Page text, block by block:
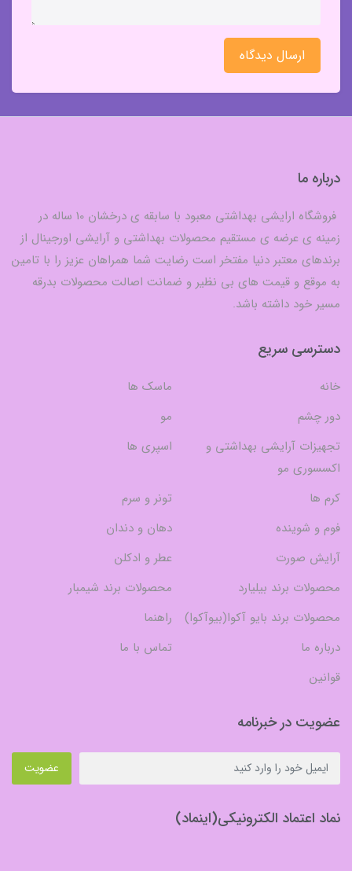
ارسال دیدگاه
درباره ما
فروشگاه ارایشی بهداشتی معبود با سابقه ی درخشان 10 ساله در
زمینه ی عرضه ی مستقیم محصولات بهداشتی و آرایشی اورجینال از
برندهای معتبر دنیا مفتخر است رضایت شما همراهان عزیز را با تامین
به موقع و قیمت های بی نظیر و ضمانت اصالت محصولات بدرقه
مسیر خود داشته باشد.
دسترسی سریع
خانه
ماسک ها
دور چشم
مو
تجهیزات آرایشی بهداشتی و
اکسسوری مو
اسپری ها
کرم ها
تونر و سرم
فوم و شوینده
دهان و دندان
آرایش صورت
عطر و ادکلن
محصولات برند بیلیارد
محصولات برند شیمبار
محصولات برند بایو آکوا(بیوآکوا)
راهنما
درباره ما
تماس با ما
قوانین
عضویت در خبرنامه
عضویت
نماد اعتماد الکترونیکی(اینماد)